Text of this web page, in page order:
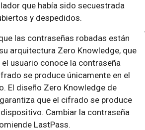
que había sido secuestrada
y despedidos.
las contraseñas robadas están
arquitectura Zero Knowledge, que
usuario conoce la contraseña
se produce únicamente en el
El diseño Zero Knowledge de
que el cifrado se produce
Cambiar la contraseña
LastPass.